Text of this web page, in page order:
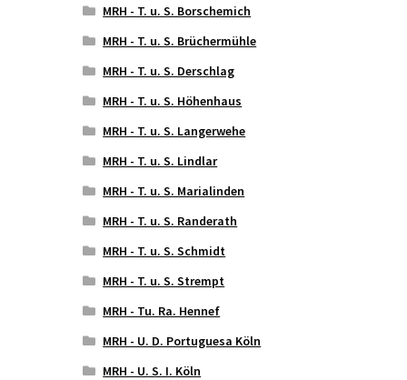
MRH - T. u. S. Borschemich
MRH - T. u. S. Brüchermühle
MRH - T. u. S. Derschlag
MRH - T. u. S. Höhenhaus
MRH - T. u. S. Langerwehe
MRH - T. u. S. Lindlar
MRH - T. u. S. Marialinden
MRH - T. u. S. Randerath
MRH - T. u. S. Schmidt
MRH - T. u. S. Strempt
MRH - Tu. Ra. Hennef
MRH - U. D. Portuguesa Köln
MRH - U. S. I. Köln